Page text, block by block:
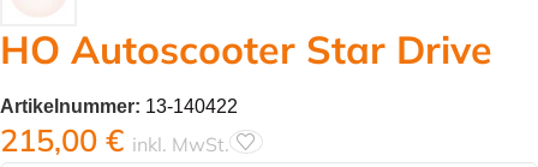
HO Autoscooter Star Drive
Artikelnummer: 13-140422
215,00 € inkl. MwSt.